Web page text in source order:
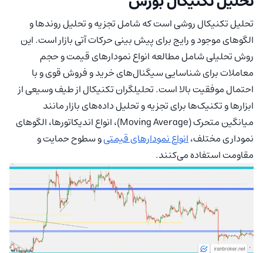
تحلیل تکنیکال روشی است که شامل تجزیه و تحلیل روندها و
الگوهای موجود و رایج برای پیش بینی حرکات آتی بازار است. این
روش تحلیلی شامل مطالعه انواع نمودارهای قیمت و حجم
معاملات برای شناسایی سیگنال‌های خرید و فروش قوی و با
احتمال موفقیت بالا است. تحلیلگران تکنیکال از طیف وسیعی از
ابزارها و تکنیک‌ها برای تجزیه و تحلیل داده‌های بازار مانند
میانگین متحرک (Moving Average)، انواع اندیکاتورها، الگوهای
نموداری مختلف،انواع نمودارهای قیمتیو سطوح حمایت و
مقاومت استفاده می‌کنند.